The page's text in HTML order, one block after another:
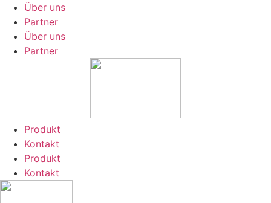
Zum
Inhalt
springen
Über uns
Partner
Über uns
Partner
Produkt
Kontakt
Produkt
Kontakt